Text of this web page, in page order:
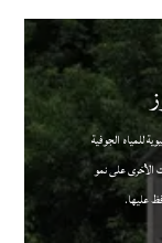
للمياه الجوفية
الأخرى على نمو
عليها.